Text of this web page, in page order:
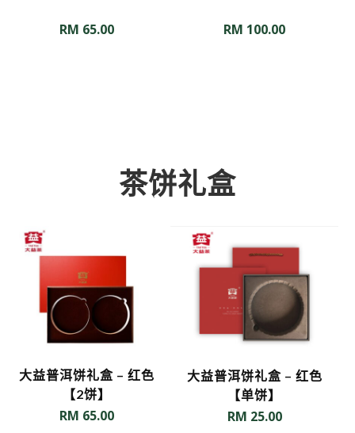
RM 65.00 RM 100.00
茶饼礼盒
大益普洱饼礼盒 – 红色
【2饼】
RM 65.00
大益普洱饼礼盒 – 红色
【单饼】
RM 25.00